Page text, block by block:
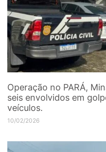
Operação no PARÁ,
seis envolvidos em
veículos.
10/02/2026